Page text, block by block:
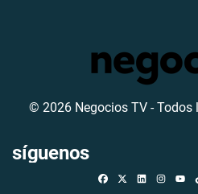
© 2026 Negocios TV - Todos
síguenos
FacebookLinkedin